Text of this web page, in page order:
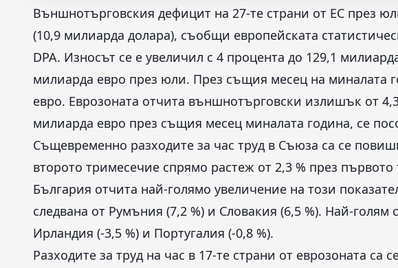
Външнотърговския дефицит на 27-те страни от ЕС през
(10,9 милиарда долара), съобщи европейската
DPA. Износът се е увеличил с 4 процента до 129,1
милиарда евро през юли. През същия месец на миналата
евро. Еврозоната отчита външнотърговски излишък от
милиарда евро през същия месец миналата година, се
Същевременно разходите за час труд в Съюза са се
второто тримесечие спрямо растеж от 2,3 % през
България отчита най-голямо увеличение на този
следвана от Румъния (7,2 %) и Словакия (6,5 %). Най-голям
Ирландия (-3,5 %) и Португалия (-0,8 %).
Разходите за труд на час в 17-те страни от еврозоната са